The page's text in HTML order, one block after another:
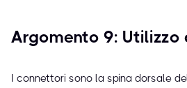
Argomento 9: Utilizzo
I connettori sono la spina dorsale